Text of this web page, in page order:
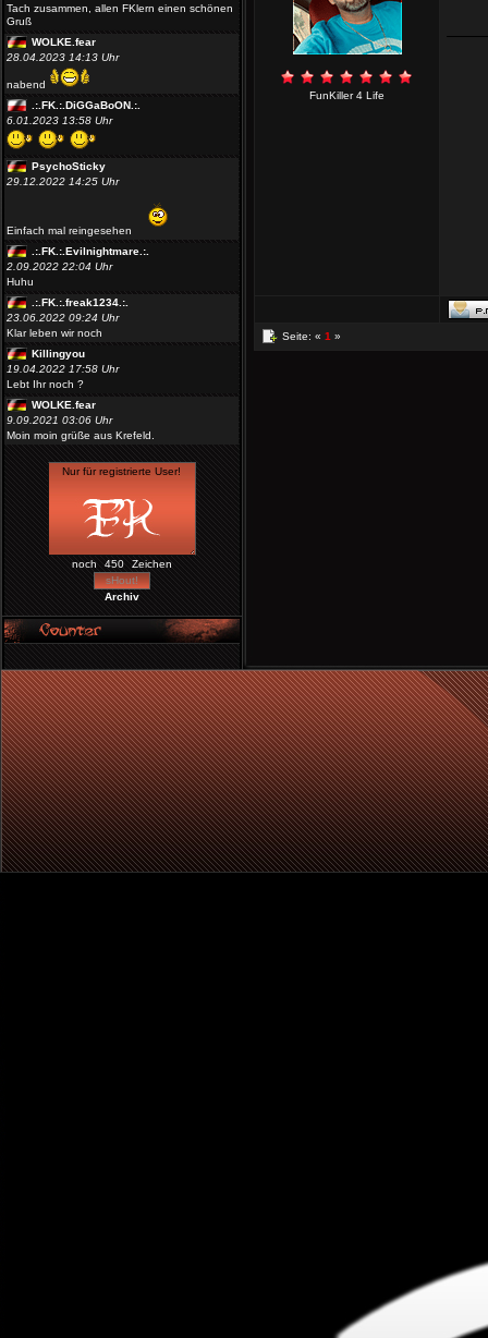
Tach zusammen, allen FKlern einen schönen
Gruß
WOLKE.fear
28.04.2023 14:13 Uhr
nabend
.:.FK.:.DiGGaBoON.:.
6.01.2023 13:58 Uhr
PsychoSticky
29.12.2022 14:25 Uhr
Einfach mal reingesehen
.:.FK.:.Evilnightmare.:.
2.09.2022 22:04 Uhr
Huhu
.:.FK.:.freak1234.:.
23.06.2022 09:24 Uhr
Klar leben wir noch
Killingyou
19.04.2022 17:58 Uhr
Lebt Ihr noch ?
WOLKE.fear
9.09.2021 03:06 Uhr
Moin moin grüße aus Krefeld.
noch Zeichen
Archiv
FunKiller 4 Life
Seite: « 1 »